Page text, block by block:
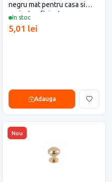
In stoc
negru mat pentru casa si
proiecte eficiente
5,01 lei
Adauga
Nou